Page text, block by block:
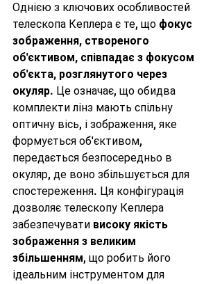
Однією з ключових особливостей
телескопа Кеплера є те, що фокус
зображення, створеного
об'єктивом, співпадає з фокусом
об'єкта, розглянутого через
окуляр. Це означає, що обидва
комплекти лінз мають спільну
оптичну вісь, і зображення, яке
формується об'єктивом,
передається безпосередньо в
окуляр, де воно збільшується для
спостереження. Ця конфігурація
дозволяє телескопу Кеплера
забезпечувати високу якість
зображення з великим
збільшенням, що робить його
ідеальним інструментом для